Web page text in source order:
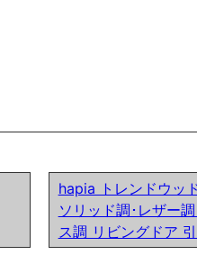
hapia トレンドウッ
ソリッド調･レザー調
ス調 リビングドア